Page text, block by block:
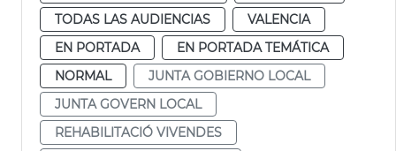
TODAS LAS AUDIENCIAS
VALENCIA
EN PORTADA
EN PORTADA TEMÁTICA
NORMAL
JUNTA GOBIERNO LOCAL
JUNTA GOVERN LOCAL
REHABILITACIÓ VIVENDES